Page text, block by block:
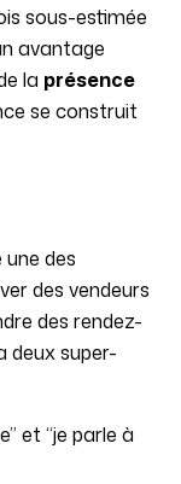
sous-estimée
avantage
la présence
se construit
des
des vendeurs
des rendez-
deux super-
et “je parle à